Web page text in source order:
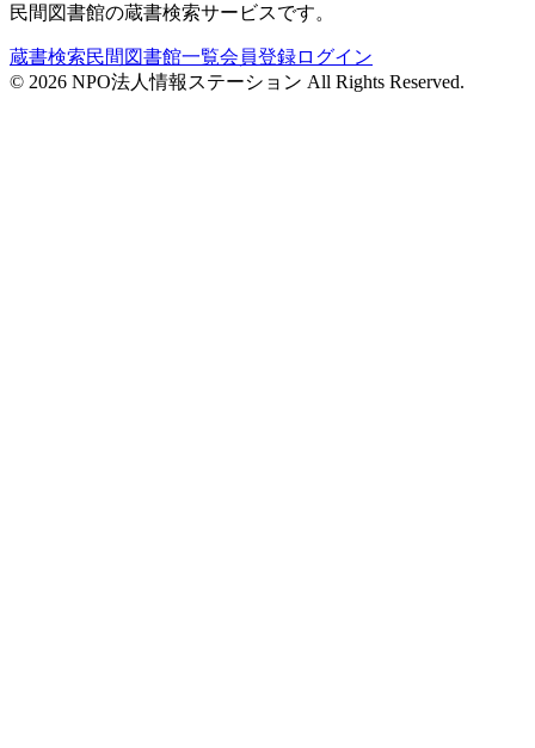
民間図書館の蔵書検索サービスです。
蔵書検索民間図書館一覧会員登録ログイン
© 2026 NPO法人情報ステーション All Rights Reserved.